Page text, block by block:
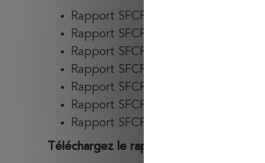
Rapport SFCR 2018
Rapport SFCR 2019
Rapport SFCR 2020
Rapport SFCR 2021
Rapport SFCR 2022
Rapport SFCR 2023
Rapport SFCR 2024
Téléchargez le rapport SFCR 2025